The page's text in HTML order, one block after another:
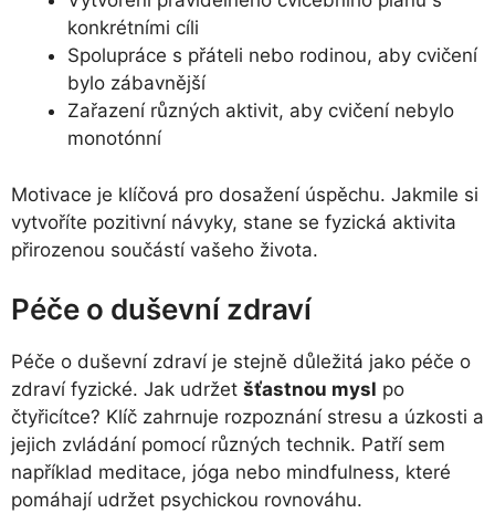
konkrétními cíli
Spolupráce s přáteli nebo rodinou, aby cvičení
bylo zábavnější
Zařazení různých aktivit, aby cvičení nebylo
monotónní
Motivace je klíčová pro dosažení úspěchu. Jakmile si
vytvoříte pozitivní návyky, stane se fyzická aktivita
přirozenou součástí vašeho života.
Péče o duševní zdraví
Péče o duševní zdraví je stejně důležitá jako péče o
zdraví fyzické. Jak udržet šťastnou mysl po
čtyřicítce? Klíč zahrnuje rozpoznání stresu a úzkosti a
jejich zvládání pomocí různých technik. Patří sem
například meditace, jóga nebo mindfulness, které
pomáhají udržet psychickou rovnováhu.